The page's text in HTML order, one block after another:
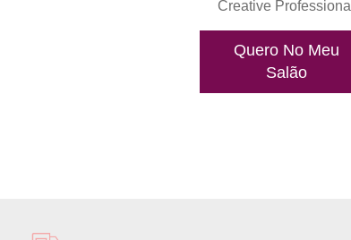
Creative Professional
Quero No Meu
Salão